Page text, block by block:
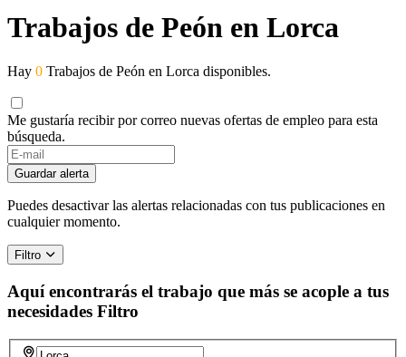
Trabajos de Peón en Lorca
Hay 0 Trabajos de Peón en Lorca disponibles.
Me gustaría recibir por correo nuevas ofertas de empleo para esta
búsqueda.
Guardar alerta
Puedes desactivar las alertas relacionadas con tus publicaciones en
cualquier momento.
Filtro
Aquí encontrarás el trabajo que más se acople a tus
necesidades Filtro